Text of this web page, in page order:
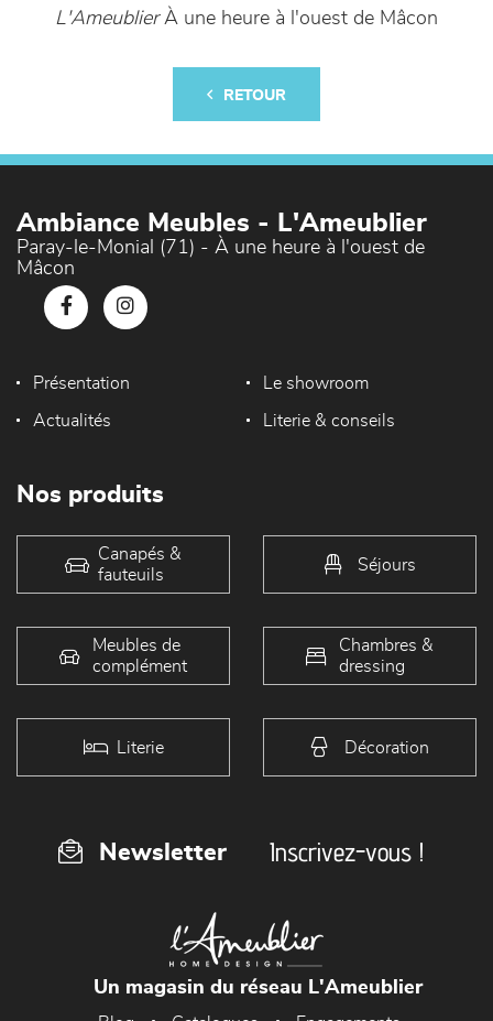
L'AmeublierÀ une heure à l'ouest de Mâcon
RETOUR
Ambiance Meubles - L'Ameublier
Paray-le-Monial (71) - À une heure à l'ouest de
Mâcon
Présentation Le showroom
Actualités Literie & conseils
Nos produits
Canapés &
fauteuils
Séjours
Meubles de
complément
Chambres &
dressing
Literie Décoration
Newsletter Inscrivez-vous !
Un magasin du réseau L'Ameublier